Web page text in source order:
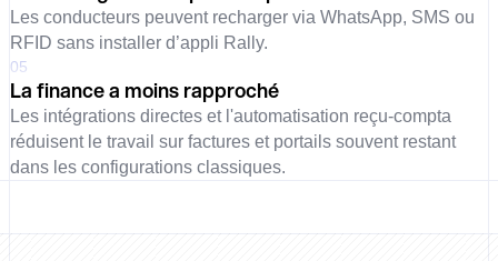
Les conducteurs peuvent recharger via WhatsApp, SMS ou
RFID sans installer d’appli Rally.
05
La finance a moins rapproché
Les intégrations directes et l'automatisation reçu-compta
réduisent le travail sur factures et portails souvent restant
dans les configurations classiques.